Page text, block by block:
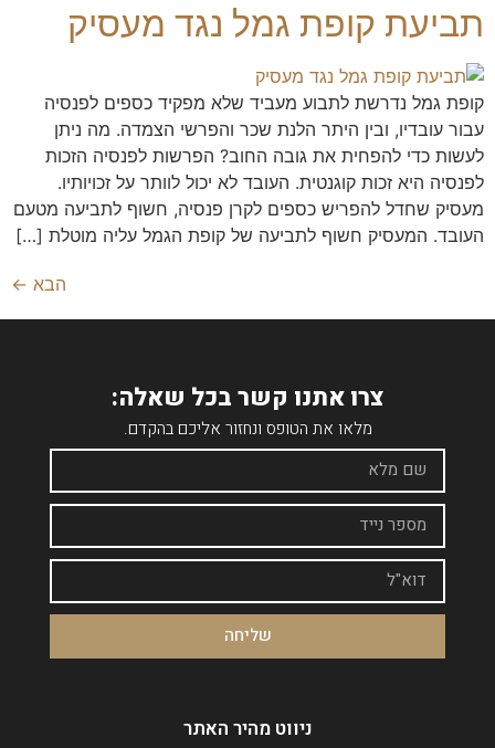
תביעת קופת גמל נגד מעסיק
קופת גמל נדרשת לתבוע מעביד שלא מפקיד כספים לפנסיה
עבור עובדיו, ובין היתר הלנת שכר והפרשי הצמדה. מה ניתן
לעשות כדי להפחית את גובה החוב? הפרשות לפנסיה הזכות
לפנסיה היא זכות קוגנטית. העובד לא יכול לוותר על זכויותיו.
מעסיק שחדל להפריש כספים לקרן פנסיה, חשוף לתביעה מטעם
העובד. המעסיק חשוף לתביעה של קופת הגמל עליה מוטלת […]
הבא ←
צרו אתנו קשר בכל שאלה:
מלאו את הטופס ונחזור אליכם בהקדם.
שליחה
ניווט מהיר האתר